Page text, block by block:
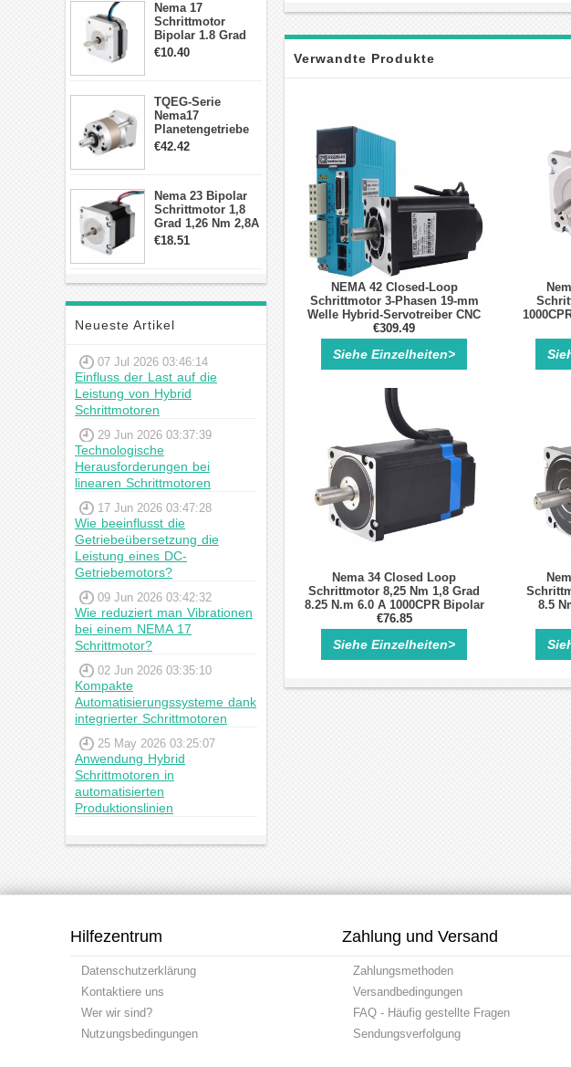
Nema 17
Schrittmotor
Bipolar 1.8 Grad
8.7Ncm 1A 3.5V 4
€10.40
TQEG-Serie
Nema17
Planetengetriebe
10:1 Spiel 15Arc-
€42.42
Nema 23 Bipolar
Schrittmotor 1,8
Grad 1,26 Nm 2,8A
2,5V 4 Drähte
€18.51
Neueste Artikel
07 Jul 2026 03:46:14
Einfluss der Last auf die
Leistung von Hybrid
Schrittmotoren
29 Jun 2026 03:37:39
Technologische
Herausforderungen bei
linearen Schrittmotoren
17 Jun 2026 03:47:28
Wie beeinflusst die
Getriebeübersetzung die
Leistung eines DC-
Getriebemotors?
09 Jun 2026 03:42:32
Wie reduziert man Vibrationen
bei einem NEMA 17
Schrittmotor?
02 Jun 2026 03:35:10
Kompakte
Automatisierungssysteme dank
integrierter Schrittmotoren
25 May 2026 03:25:07
Anwendung Hybrid
Schrittmotoren in
automatisierten
Produktionslinien
Verwandte Produkte
NEMA 42 Closed-Loop
Schrittmotor 3-Phasen 19-mm
Welle Hybrid-Servotreiber CNC
Kit
€309.49
Siehe Einzelheiten>
5.5A
Nema 34 Closed Loop
Schrittmotor 8,25 Nm 1,8 Grad
8.25 N.m 6.0 A 1000CPR Bipolar
Nema34 Geschlossener
Regelkreis
€76.85
Siehe Einzelheiten>
8.5
Hilfezentrum
Datenschutzerklärung
Kontaktiere uns
Wer wir sind?
Nutzungsbedingungen
Zahlung und Versand
Zahlungsmethoden
Versandbedingungen
FAQ - Häufig gestellte Fragen
Sendungsverfolgung